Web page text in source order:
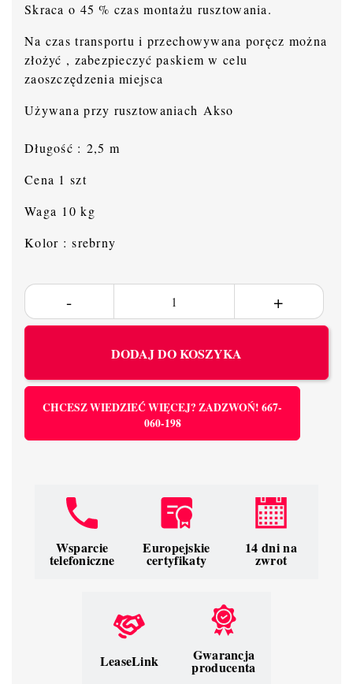
Skraca o 45 % czas montażu rusztowania.
Na czas transportu i przechowywana poręcz można
złożyć , zabezpieczyć paskiem w celu
zaoszczędzenia miejsca
Używana przy rusztowaniach Akso
Długość : 2,5 m
Cena 1 szt
Waga 10 kg
Kolor : srebrny
DODAJ DO KOSZYKA
CHCESZ WIEDZIEĆ WIĘCEJ? ZADZWOŃ! 667-
060-198
Wsparcie
telefoniczne
Europejskie
certyfikaty
14 dni na
zwrot
LeaseLink Gwarancja
producenta